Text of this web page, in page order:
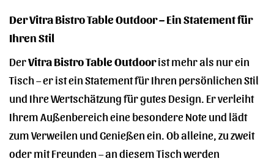
Der Vitra Bistro Table Outdoor – Ein Statement für
Ihren Stil
DerVitra Bistro Table Outdoorist mehr als nur ein
Tisch – er ist ein Statement für Ihren persönlichen Stil
und Ihre Wertschätzung für gutes Design. Er verleiht
Ihrem Außenbereich eine besondere Note und lädt
zum Verweilen und Genießen ein. Ob alleine, zu zweit
oder mit Freunden – an diesem Tisch werden